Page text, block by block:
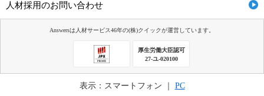
人材採用のお問い合わせ
Answersは人材サービス46年の(株)クイックが運営しています。
厚生労働大臣認可
27-ユ-020100
表示：スマートフォン ｜ PC